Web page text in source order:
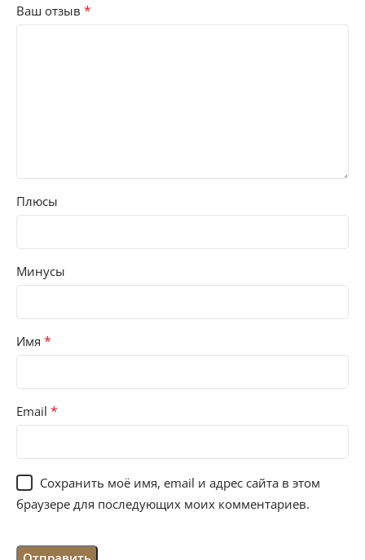
Ваш отзыв *
Плюсы
Минусы
Имя *
Email *
Сохранить моё имя, email и адрес сайта в этом
браузере для последующих моих комментариев.